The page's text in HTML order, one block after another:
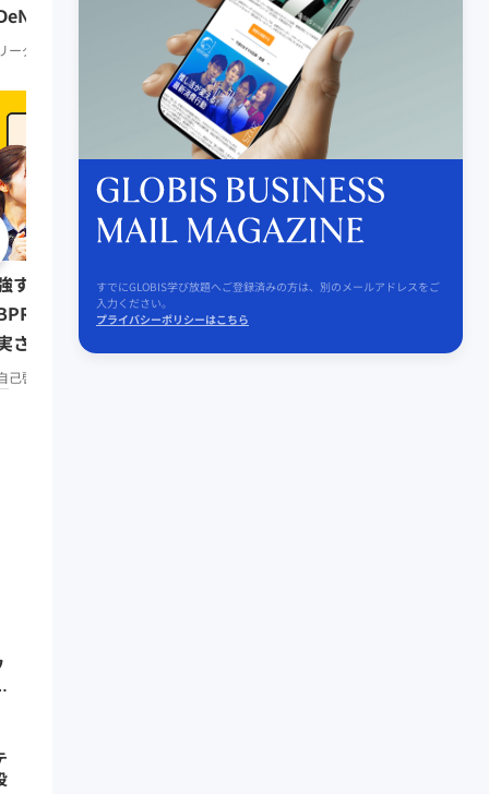
会長）
ーダーシップ 知見録 Premium
（多摩大学大学院名誉教
リーダーシップ
0:08:07
する習慣をつけたい人は
」で仕事もプライベートも
させよう／みんなの相談室
己啓発
リーダーの挑戦⑥ 三木
知見録
すでにGLOBIS学び放題へご登録済みの方は、別のメールアドレスをご
入力ください。
プライバシーポリシーはこちら